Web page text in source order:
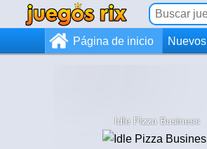
Página de inicio Nuevos
Idle Pizza Business